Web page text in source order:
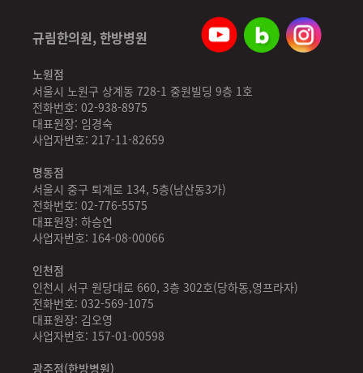
규림한의원, 한방병원
노원점
서울시 노원구 상계동 728-1 중원빌딩 9층 1호
전화번호: 02-938-8975
대표원장: 임경숙
사업자번호: 217-11-82659
명동점
서울시 중구 퇴계로 134, 5층(남산동3가)
전화번호: 02-776-5575
대표원장: 하승연
사업자번호: 164-08-00066
인천점
인천시 서구 원당대로 660, 3층 302호(당하동,영프라자)
전화번호: 032-569-1075
대표원장: 김오영
사업자번호: 157-01-00598
광주점(한방병원)